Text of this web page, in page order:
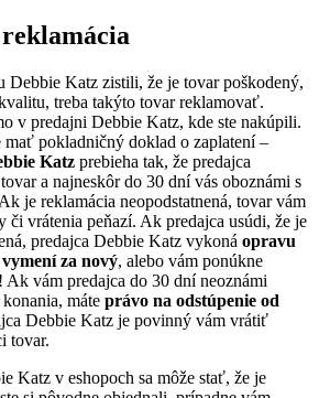
Debbie Katz zistili, že je tovar poškodený,
treba takýto tovar reklamovať.
v predajni Debbie Katz, kde ste nakúpili.
pokladničný doklad o zaplatení –
Katz prebieha tak, že predajca
a najneskôr do 30 dní vás oboznámi s
je reklamácia neopodstatnená, tovar vám
či vrátenia peňazí. Ak predajca usúdi, že je
predajca Debbie Katz vykoná opravu
za nový, alebo vám ponúkne
Ak vám predajca do 30 dní neoznámi
máte právo na odstúpenie od
Debbie Katz je povinný vám vrátiť
tovar.
Katz v eshopoch sa môže stať, že je